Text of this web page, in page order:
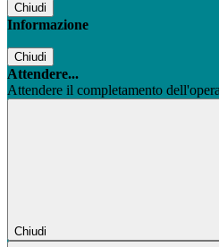
Chiudi
Informazione
Chiudi
Attendere...
Attendere il completamento
Chiudi